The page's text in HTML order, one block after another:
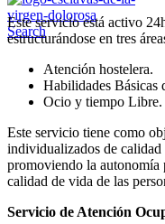
Search
Este servicio está activo
estructurándose en tres
Atención hostelera.
Habilidades Básicas
Ocio y tiempo Libre.
Este servicio tiene como
individualizados de calidad
promoviendo la autonomía
calidad de vida de las
Servicio de Atención